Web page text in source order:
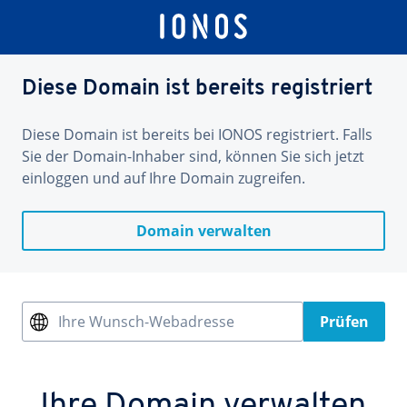
Diese Domain ist bereits registriert
Diese Domain ist bereits bei IONOS registriert. Falls
Sie der Domain-Inhaber sind, können Sie sich jetzt
einloggen und auf Ihre Domain zugreifen.
Domain verwalten
Ihre Wunsch-Webadresse Prüfen